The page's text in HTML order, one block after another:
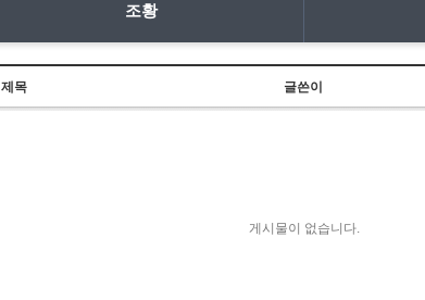
조황
제목 글쓴이
게시물이 없습니다.